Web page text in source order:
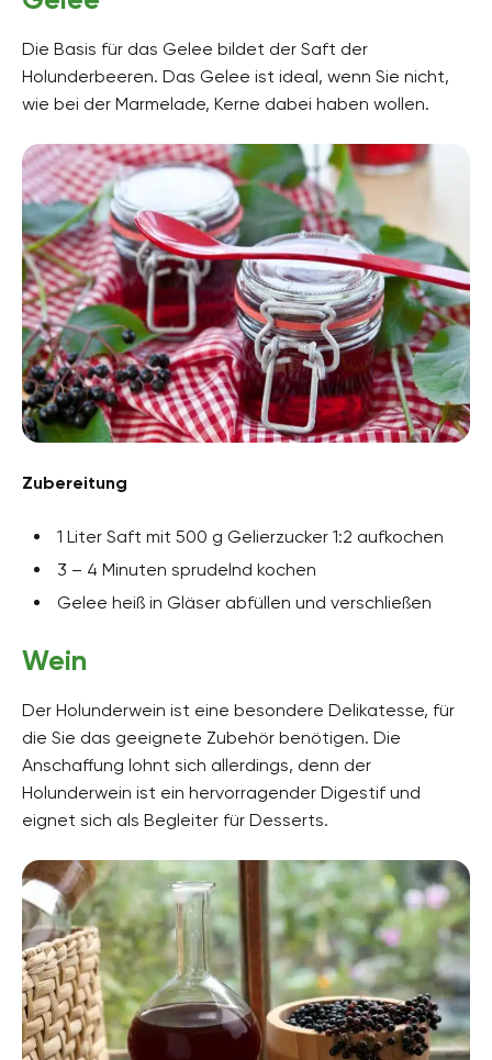
Die Basis für das Gelee bildet der Saft der
Holunderbeeren. Das Gelee ist ideal, wenn Sie nicht,
wie bei der Marmelade, Kerne dabei haben wollen.
Zubereitung
1 Liter Saft mit 500 g Gelierzucker 1:2 aufkochen
3 – 4 Minuten sprudelnd kochen
Gelee heiß in Gläser abfüllen und verschließen
Wein
Der Holunderwein ist eine besondere Delikatesse, für
die Sie das geeignete Zubehör benötigen. Die
Anschaffung lohnt sich allerdings, denn der
Holunderwein ist ein hervorragender Digestif und
eignet sich als Begleiter für Desserts.